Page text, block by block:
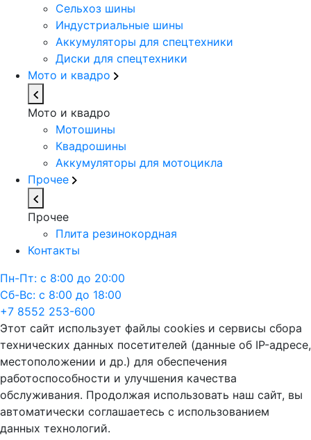
Сельхоз шины
Индустриальные шины
Аккумуляторы для спецтехники
Диски для спецтехники
Мото и квадро
Мото и квадро
Мотошины
Квадрошины
Аккумуляторы для мотоцикла
Прочее
Прочее
Плита резинокордная
Контакты
Пн-Пт: с 8:00 до 20:00
Сб-Вс: с 8:00 до 18:00
+7 8552 253-600
Этот сайт использует файлы cookies и сервисы сбора
технических данных посетителей (данные об IP-адресе,
местоположении и др.) для обеспечения
работоспособности и улучшения качества
обслуживания. Продолжая использовать наш сайт, вы
автоматически соглашаетесь с использованием
данных технологий.